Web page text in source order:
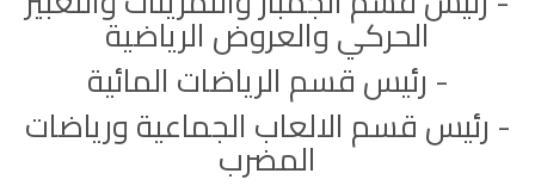
الحركي والعروض الرياضية
- رئيس قسم الرياضات المائية
- رئيس قسم الالعاب الجماعية ورياضات
المضرب